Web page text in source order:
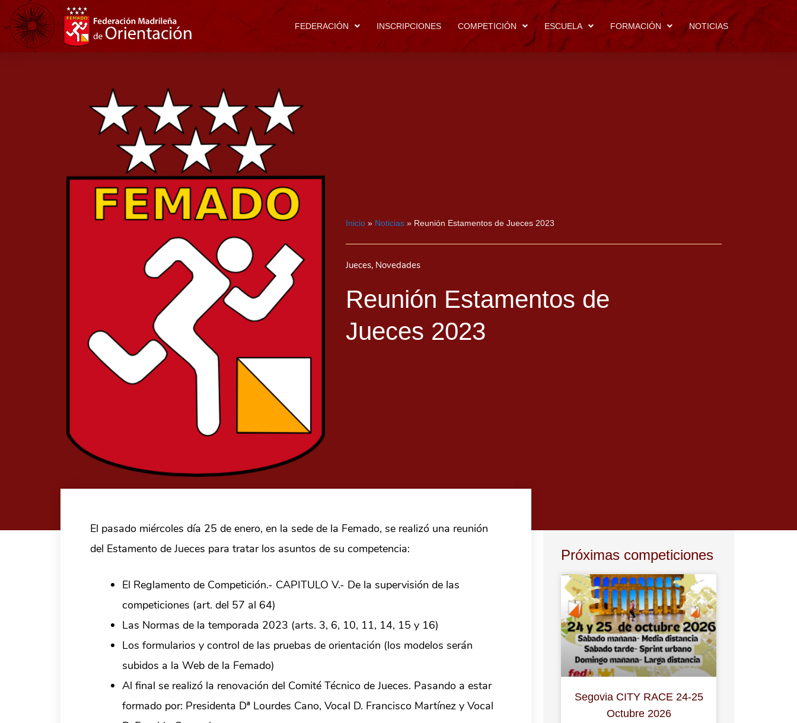
FEDERACIÓN INSCRIPCIONES COMPETICIÓN ESCUELA FORMACIÓN NOTICIAS
Inicio » Noticias » Reunión Estamentos de Jueces 2023
Jueces, Novedades
Reunión Estamentos de
Jueces 2023
El pasado miércoles día 25 de enero, en la sede de la Femado, se realizó una reunión
del Estamento de Jueces para tratar los asuntos de su competencia:
El Reglamento de Competición.- CAPITULO V.- De la supervisión de las
competiciones (art. del 57 al 64)
Las Normas de la temporada 2023 (arts. 3, 6, 10, 11, 14, 15 y 16)
Los formularios y control de las pruebas de orientación (los modelos serán
subidos a la Web de la Femado)
Al final se realizó la renovación del Comité Técnico de Jueces. Pasando a estar
formado por: Presidenta Dª Lourdes Cano, Vocal D. Francisco Martínez y Vocal
Próximas competiciones
Segovia CITY RACE 24-25
Octubre 2026